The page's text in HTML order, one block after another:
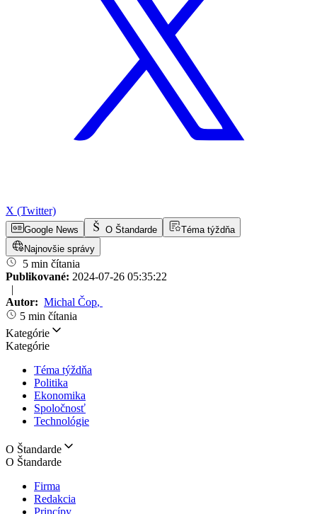
X (Twitter)
Google News O Štandarde
Téma týždňa
Najnovšie správy
5 min čítania
Publikované: 2024-07-26 05:35:22
|
Autor: Michal Čop,
5 min čítania
Kategórie
Kategórie
Téma týždňa
Politika
Ekonomika
Spoločnosť
Technológie
O Štandarde
O Štandarde
Firma
Redakcia
Princípy